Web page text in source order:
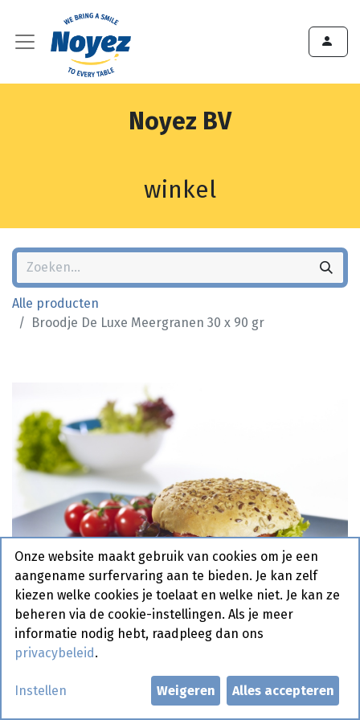
Noyez BV
winkel
Alle producten
Broodje De Luxe Meergranen 30 x 90 gr
Broodje De Luxe Meergranen 30
Onze website maakt gebruik van cookies om je een
aangename surfervaring aan te bieden. Je kan zelf
kiezen welke cookies je toelaat en welke niet. Je kan ze
beheren via de cookie-instellingen. Als je meer
informatie nodig hebt, raadpleeg dan ons
privacybeleid .
Instellen Weigeren Alles accepteren